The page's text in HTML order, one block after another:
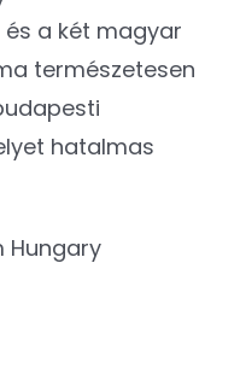
a két magyar
természetesen
hatalmas
Hungary